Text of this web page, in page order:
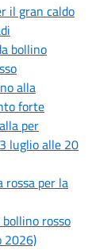
il gran caldo
bollino
alla
forte
per
luglio alle 20
rossa per la
rosso
2026)